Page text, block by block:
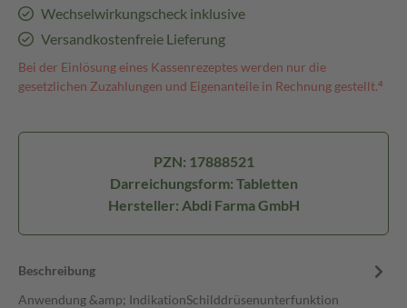
Wechselwirkungscheck inklusive
Versandkostenfreie Lieferung
Bei der Einlösung eines Kassenrezeptes werden nur die
gesetzlichen Zuzahlungen und Eigenanteile in Rechnung gestellt.⁴
PZN: 17888521
Darreichungsform: Tabletten
Hersteller: Abdi Farma GmbH
Beschreibung
Anwendung &amp; IndikationSchilddrüsenunterfunktion